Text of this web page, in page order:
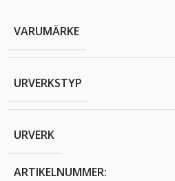
VARUMÄRKE
URVERKSTYP
URVERK
ARTIKELNUMMER: